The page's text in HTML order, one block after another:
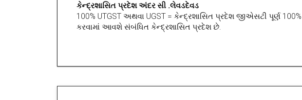
કેન્દ્રશાસિત પ્રદેશ અંદર સી .લેવડદેવડ
100% UTGST અથવા UGST = કેન્દ્રશાસિત પ્રદેશ જીએસટી પૂર્ણ
કરવામાં આવશે સંબંધિત કેન્દ્રશાસિત પ્રદેશ છે.